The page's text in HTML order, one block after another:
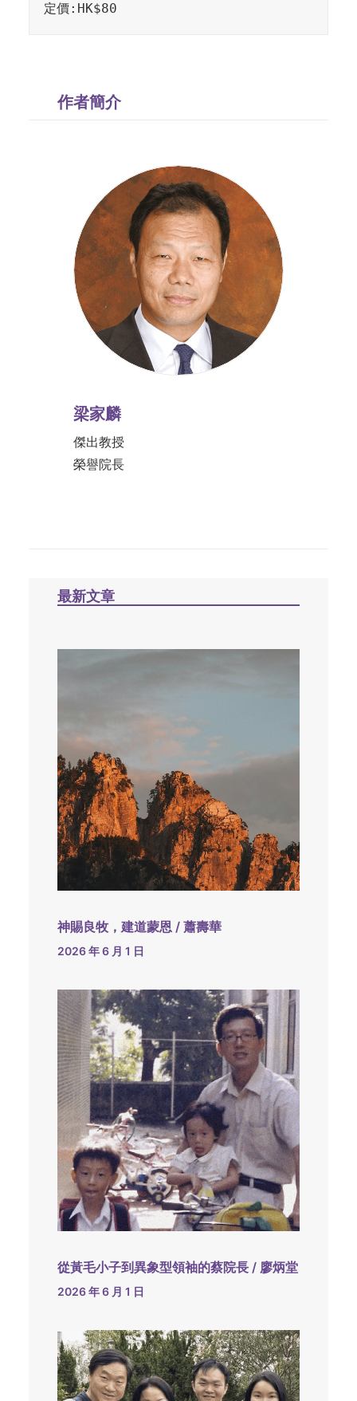
定價:HK$80
作者簡介
梁家麟
傑出教授
榮譽院長
最新文章
神賜良牧，建道蒙恩 / 蕭壽華
2026 年 6 月 1 日
從黃毛小子到異象型領袖的蔡院長 / 廖炳堂
2026 年 6 月 1 日